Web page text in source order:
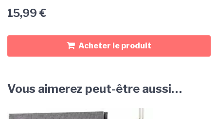
15,99 €
Acheter le produit
Vous aimerez peut-être aussi…